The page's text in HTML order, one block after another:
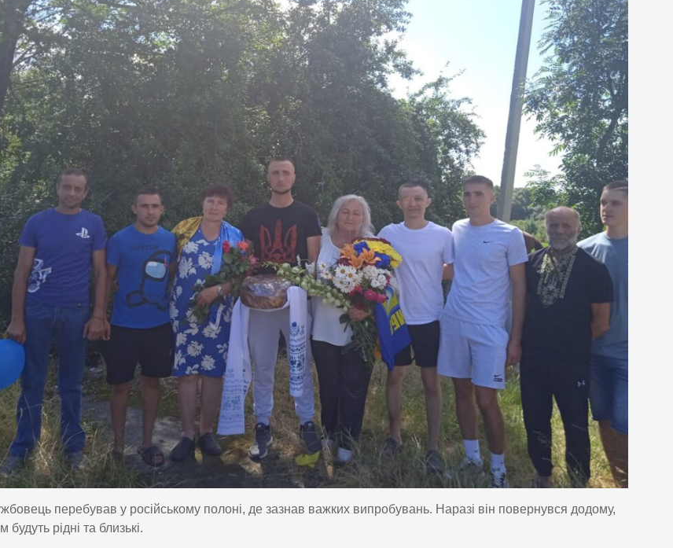
перебував у російському полоні, де зазнав важких випробувань. Наразі він повернувся додому,
будуть рідні та близькі.